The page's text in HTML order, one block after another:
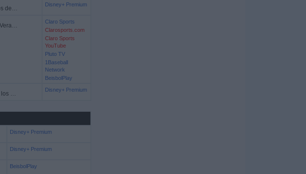
Diablos Rojos del México
Disney+ Premium
El Águila de Veracruz
Claro Sports
Clarosports.com
Claro Sports
YouTube
Pluto TV
1Baseball
Network
BeisbolPlay
Tecolotes de los Dos Laredos
Disney+ Premium
Disney+ Premium
Disney+ Premium
BeisbolPlay